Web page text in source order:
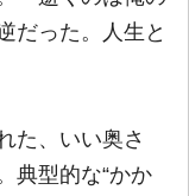
だった。人生と
た、いい奥さ
典型的な“かか